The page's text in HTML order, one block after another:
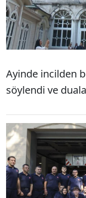
Ayinde incilden
söylendi ve